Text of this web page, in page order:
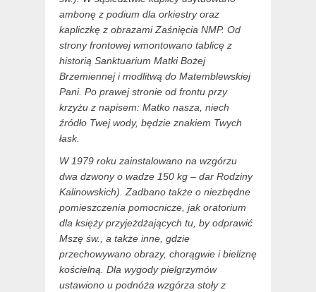
ambonę z podium dla orkiestry oraz
kapliczkę z obrazami Zaśnięcia NMP. Od
strony frontowej wmontowano tablicę z
historią Sanktuarium Matki Bożej
Brzemiennej i modlitwą do Matemblewskiej
Pani. Po prawej stronie od frontu przy
krzyżu z napisem: Matko nasza, niech
źródło Twej wody, będzie znakiem Twych
łask.
W 1979 roku zainstalowano na wzgórzu
dwa dzwony o wadze 150 kg – dar Rodziny
Kalinowskich). Zadbano także o niezbędne
pomieszczenia pomocnicze, jak oratorium
dla księży przyjeżdżających tu, by odprawić
Mszę św., a także inne, gdzie
przechowywano obrazy, chorągwie i bieliznę
kościelną. Dla wygody pielgrzymów
ustawiono u podnóża wzgórza stoły z